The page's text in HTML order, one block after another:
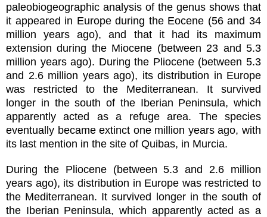
paleobiogeographic analysis of the genus shows that
it appeared in Europe during the Eocene (56 and 34
million years ago), and that it had its maximum
extension during the Miocene (between 23 and 5.3
million years ago). During the Pliocene (between 5.3
and 2.6 million years ago), its distribution in Europe
was restricted to the Mediterranean. It survived
longer in the south of the Iberian Peninsula, which
apparently acted as a refuge area. The species
eventually became extinct one million years ago, with
its last mention in the site of Quibas, in Murcia.
During the Pliocene (between 5.3 and 2.6 million
years ago), its distribution in Europe was restricted to
the Mediterranean. It survived longer in the south of
the Iberian Peninsula, which apparently acted as a